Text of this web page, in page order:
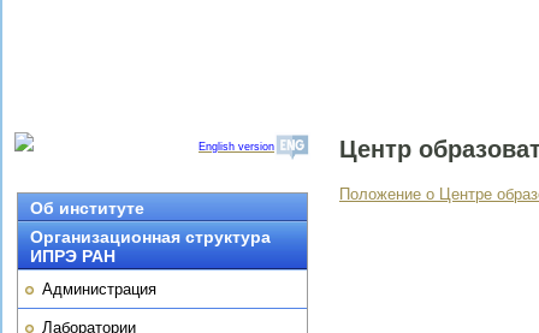
English version
Об институте
Организационная структура
ИПРЭ РАН
Администрация
Лаборатории
Центр
Положение о Центре